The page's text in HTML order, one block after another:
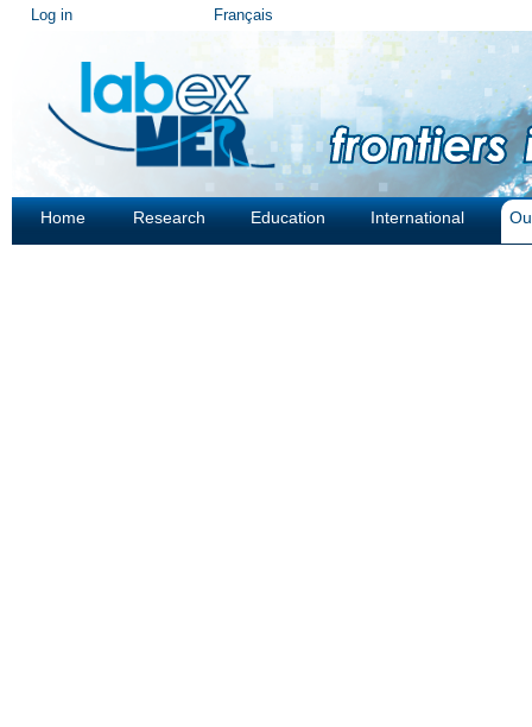
Personal
Log in Français
Home Research Education International